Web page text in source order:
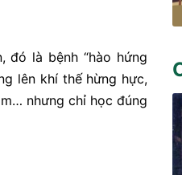
đó là bệnh “hào hứng
lên khí thế hừng hực,
nhưng chỉ học đúng